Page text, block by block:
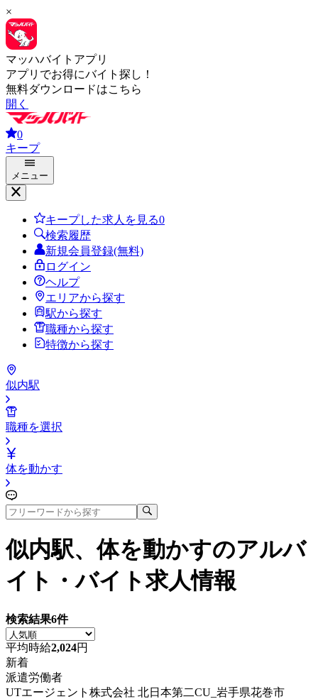
×
マッハバイトアプリ
アプリでお得にバイト探し！
無料ダウンロードはこちら
開く
0
キープ
メニュー
キープした求人を見る0
検索履歴
新規会員登録(無料)
ログイン
ヘルプ
エリアから探す
駅から探す
職種から探す
特徴から探す
似内駅
職種を選択
体を動かす
似内駅、体を動かすのアルバ
イト・バイト求人情報
検索結果6件
平均時給2,024円
新着
派遣労働者
UTエージェント株式会社 北日本第二CU_岩手県花巻市